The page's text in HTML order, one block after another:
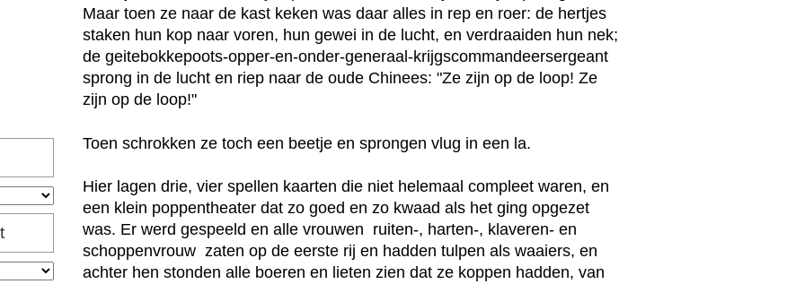
Maar toen ze naar de kast keken was daar alles in rep en roer: de hertjes
staken hun kop naar voren, hun gewei in de lucht, en verdraaiden hun nek;
de geitebokkepoots-opper-en-onder-generaal-krijgscommandeersergeant
sprong in de lucht en riep naar de oude Chinees: "Ze zijn op de loop! Ze
zijn op de loop!"
Toen schrokken ze toch een beetje en sprongen vlug in een la.
Hier lagen drie, vier spellen kaarten die niet helemaal compleet waren, en
een klein poppentheater dat zo goed en zo kwaad als het ging opgezet
was. Er werd gespeeld en alle vrouwen  ruiten-, harten-, klaveren- en
schoppenvrouw  zaten op de eerste rij en hadden tulpen als waaiers, en
achter hen stonden alle boeren en lieten zien dat ze koppen hadden, van